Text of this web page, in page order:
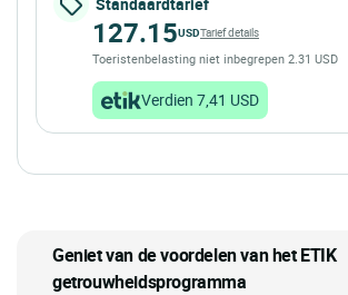
127.15USDTarief details
Toeristenbelasting niet inbegrepen 2.31 USD
Verdien 7,41 USD
Geniet van de voordelen van het ETIK
getrouwheidsprogramma